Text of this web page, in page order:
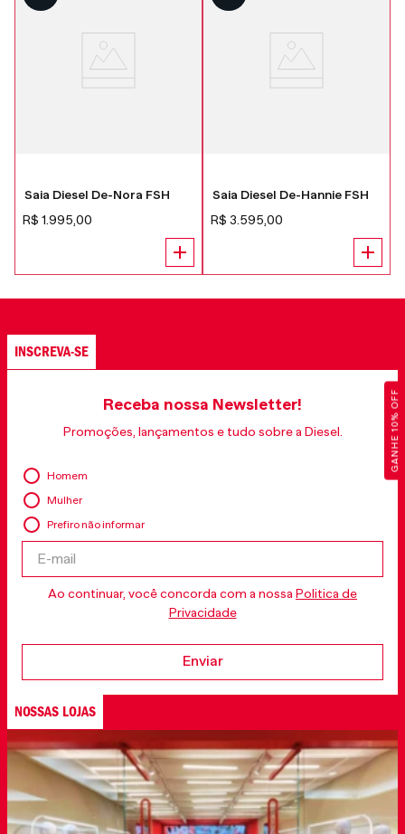
GANHE 10% OFF
Saia Diesel De-Nora FSH
R$ 1 995 00
Saia Diesel De-Hannie FSH
R$ 3 595 00
INSCREVA-SE
Receba nossa Newsletter!
Promoções, lançamentos e tudo sobre a Diesel.
Homem
Mulher
Prefiro não informar
Ao continuar, você concorda com a nossa Politica de
Privacidade
Enviar
NOSSAS LOJAS